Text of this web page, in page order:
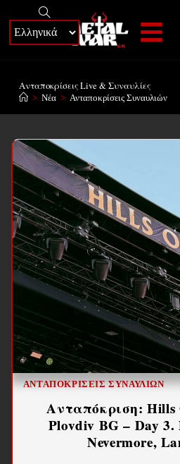
Ανταποκρίσεις Live & Συναυλίες
> Νέα > Ανταποκρίσεις Συναυλιών
ΑΝΤΑΠΟΚΡΊΣΕΙΣ ΣΥΝΑΥΛΙΏΝ
Ανταπόκριση: Hills
Plovdiv BG – Day 3.
Nevermore,